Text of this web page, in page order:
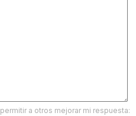
permitir a otros mejorar mi respuesta: